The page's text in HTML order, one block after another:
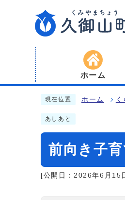
ホーム
現在位置 ホーム
あしあと
前向き子
[公開日：2026年6月15